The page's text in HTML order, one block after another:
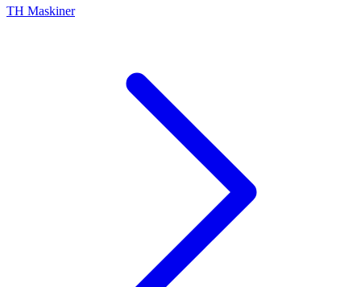
TH Maskiner